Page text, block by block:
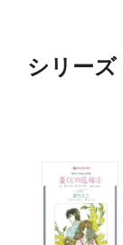
シリーズ